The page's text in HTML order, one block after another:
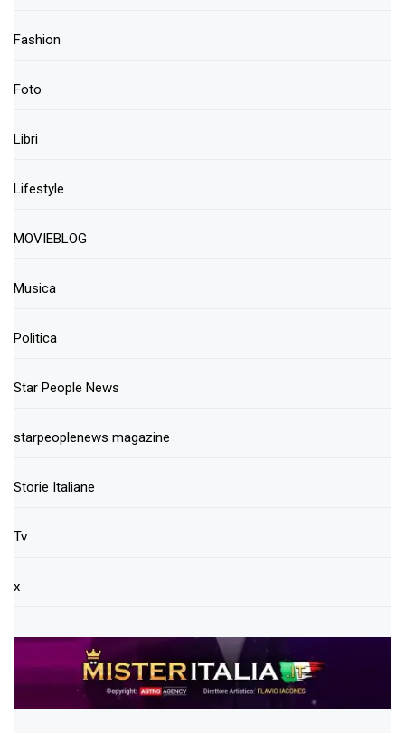
Fashion
Foto
Libri
Lifestyle
MOVIEBLOG
Musica
Politica
Star People News
starpeoplenews magazine
Storie Italiane
Tv
x